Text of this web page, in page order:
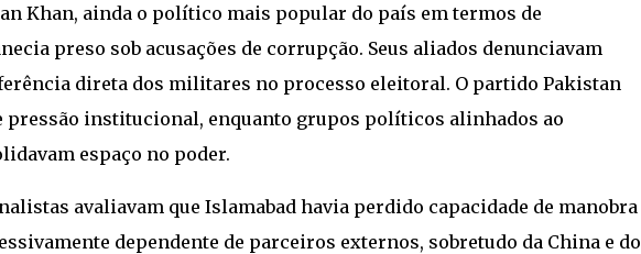
Khan, ainda o político mais popular do país em termos de
preso sob acusações de corrupção. Seus aliados denunciavam
direta dos militares no processo eleitoral. O partido Pakistan
pressão institucional, enquanto grupos políticos alinhados ao
espaço no poder.
avaliavam que Islamabad havia perdido capacidade de manobra
dependente de parceiros externos, sobretudo da China e do